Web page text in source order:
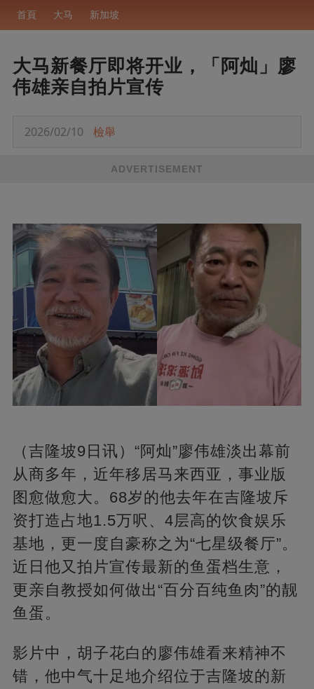
首頁 大马 新加坡
大马新餐厅即将开业，「阿灿」廖
伟雄亲自拍片宣传
2026/02/10 檢舉
ADVERTISEMENT
（吉隆坡9日讯）“阿灿”廖伟雄淡出幕前
从商多年，近年移居马来西亚，事业版
图愈做愈大。68岁的他去年在吉隆坡斥
资打造占地1.5万呎、4层高的饮食娱乐
基地，更一度自豪称之为“七星级餐厅”。
近日他又拍片宣传最新的鱼蛋档生意，
更亲自教授如何做出“百分百纯鱼肉”的靓
鱼蛋。
影片中，胡子花白的廖伟雄看来精神不
错，他中气十足地介绍位于吉隆坡的新